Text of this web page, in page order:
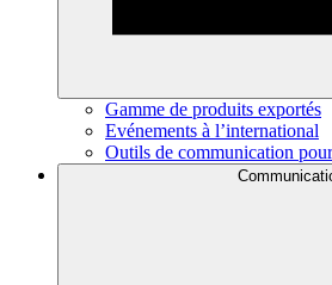
Gamme de produits exportés
Evénements à l’international
Outils de communication